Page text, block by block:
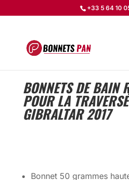
+33 5 64 10
BONNETS DE BAIN
POUR LA
GIBRALTAR 2017
Bonnet 50 grammes